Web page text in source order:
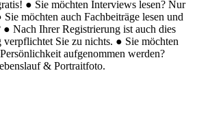
● Sie möchten Interviews lesen? Nur
möchten auch Fachbeiträge lesen und
● Nach Ihrer Registrierung ist auch dies
verpflichtet Sie zu nichts. ● Sie möchten
aufgenommen werden?
& Portraitfoto.